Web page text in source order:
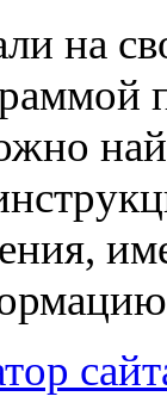
на